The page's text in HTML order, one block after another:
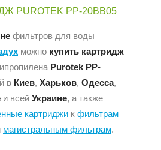
PUROTEK PP-20BB05
фильтров для воды
можно купить картридж
Purotek PP-
в Киев, Харьков, Одесса,
и всей Украине, а также
картриджи к фильтрам
магистральным фильтрам.